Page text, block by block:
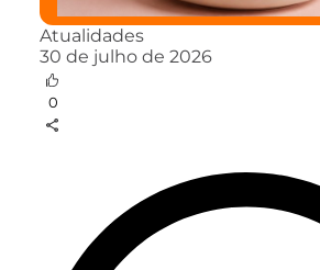
Atualidades
30 de julho de 2026
0